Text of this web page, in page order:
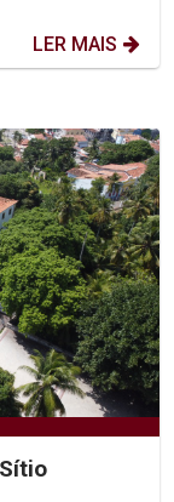
LER MAIS